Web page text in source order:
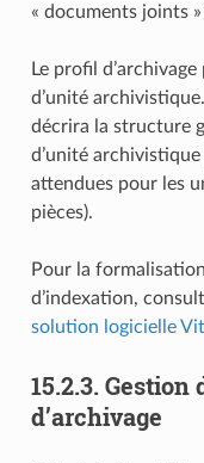
« documents joints
Le profil
d’unité
décrira la structure
d’unité
attendues pour les
pièces).
Pour la
d’indexation,
solution logicielle
15.2.3. Gestion
d’archivage